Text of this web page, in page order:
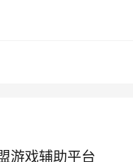
游戏辅助平台